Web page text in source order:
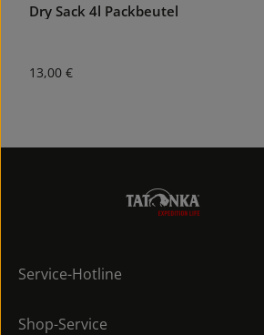
Dry Sack 4l Packbeutel
Regulärer Preis:
13,00 €
Service-Hotline
Shop-Service